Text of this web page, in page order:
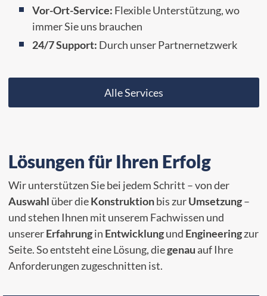
Vor-Ort-Service: Flexible Unterstützung, wo
immer Sie uns brauchen
24/7 Support: Durch unser Partnernetzwerk
Alle Services
Lösungen für Ihren Erfolg
Wir unterstützen Sie bei jedem Schritt – von der
Auswahl über dieKonstruktionbis zurUmsetzung–
und stehen Ihnen mit unserem Fachwissen und
unsererErfahrungin Entwicklungund Engineeringzur
Seite. So entsteht eine Lösung, diegenauauf Ihre
Anforderungen zugeschnitten ist.